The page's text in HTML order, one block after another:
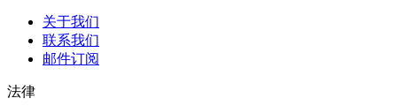
关于我们
联系我们
邮件订阅
法律